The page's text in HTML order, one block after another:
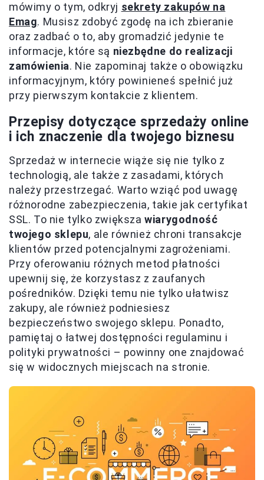
mówimy o tym, odkryj sekrety zakupów na
Emag. Musisz zdobyć zgodę na ich zbieranie
oraz zadbać o to, aby gromadzić jedynie te
informacje, które są niezbędne do realizacji
zamówienia. Nie zapominaj także o obowiązku
informacyjnym, który powinieneś spełnić już
przy pierwszym kontakcie z klientem.
Przepisy dotyczące sprzedaży online
i ich znaczenie dla twojego biznesu
Sprzedaż w internecie wiąże się nie tylko z
technologią, ale także z zasadami, których
należy przestrzegać. Warto wziąć pod uwagę
różnorodne zabezpieczenia, takie jak certyfikat
SSL. To nie tylko zwiększawiarygodność
twojego sklepu, ale również chroni transakcje
klientów przed potencjalnymi zagrożeniami.
Przy oferowaniu różnych metod płatności
upewnij się, że korzystasz z zaufanych
pośredników. Dzięki temu nie tylko ułatwisz
zakupy, ale również podniesiesz
bezpieczeństwo swojego sklepu. Ponadto,
pamiętaj o łatwej dostępności regulaminu i
polityki prywatności – powinny one znajdować
się w widocznych miejscach na stronie.